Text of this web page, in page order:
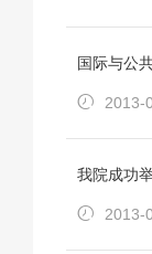
国际与公
2013-
我院成功
2013-